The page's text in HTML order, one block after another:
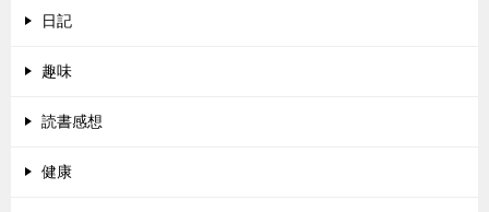
日記
趣味
読書感想
健康